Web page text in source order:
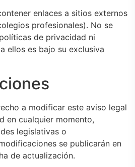
enlaces a sitios externos
profesionales). No se
de privacidad ni
ellos es bajo su exclusiva
a modificar este aviso legal
en cualquier momento,
legislativas o
se publicarán en
de actualización.